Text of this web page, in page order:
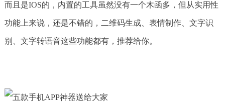
而且是IOS的，内置的工具虽然没有一个木函多，但从实用性
功能上来说，还是不错的，二维码生成、表情制作、文字识
别、文字转语音这些功能都有，推荐给你。